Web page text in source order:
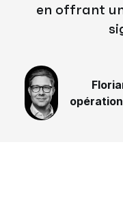
en offrant